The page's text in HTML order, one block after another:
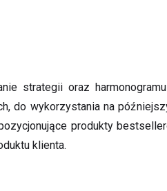
strategii oraz
do wykorzystania na
produkty
klienta.